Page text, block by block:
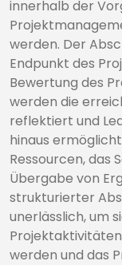
innerhalb der
werden. Der
Endpunkt des
Bewertung des
werden die
reflektiert und
hinaus
Ressourcen, das
Übergabe von
strukturierter
unerlässlich, um
werden und das